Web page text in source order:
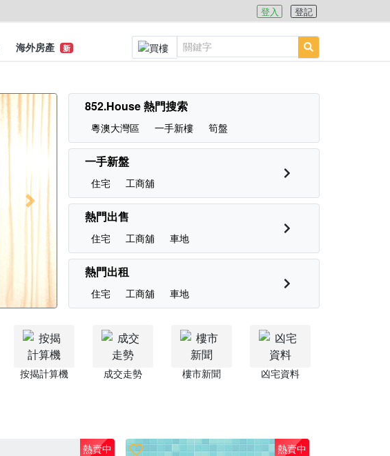
登入 登記
海外房產 新
Next
852.House 熱門搜索
粵澳大灣區 一手新樓 筍盤
一手新盤
住宅 工商舖
熱門出售
住宅 工商舖 車地
熱門出租
住宅 工商舖 車地
按揭計算機 成交走勢 樓市新聞 凶宅資料
熱賣中 熱賣中